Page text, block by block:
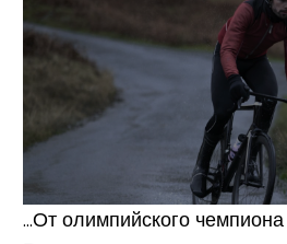
...От олимпийского